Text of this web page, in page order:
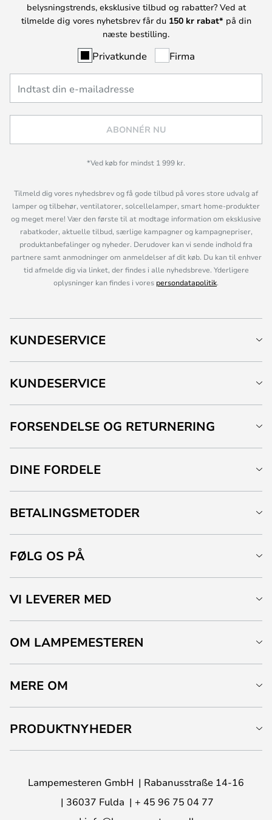
belysningstrends, eksklusive tilbud og rabatter? Ved at
tilmelde dig vores nyhetsbrev får du 150 kr rabat* på din
næste bestilling.
Privatkunde Firma
ABONNÉR NU
*Ved køb for mindst 1 999 kr.
Tilmeld dig vores nyhedsbrev og få gode tilbud på vores store udvalg af
lamper og tilbehør, ventilatorer, solcellelamper, smart home-produkter
og meget mere! Vær den første til at modtage information om eksklusive
rabatkoder, aktuelle tilbud, særlige kampagner og kampagnepriser,
produktanbefalinger og nyheder. Derudover kan vi sende indhold fra
partnere samt anmodninger om anmeldelser af dit køb. Du kan til enhver
tid afmelde dig via linket, der findes i alle nyhedsbreve. Yderligere
oplysninger kan findes i vores persondatapolitik.
KUNDESERVICE
KUNDESERVICE
FORSENDELSE OG RETURNERING
DINE FORDELE
BETALINGSMETODER
FØLG OS PÅ
VI LEVERER MED
OM LAMPEMESTEREN
MERE OM
PRODUKTNYHEDER
Lampemesteren GmbH
Rabanusstraße 14-16
36037 Fulda
+ 45 96 75 04 77